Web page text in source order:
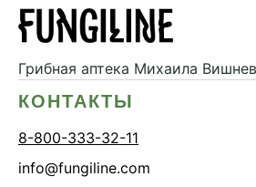
Грибная аптека Михаила
КОНТАКТЫ
8-800-333-32-11
info@fungiline.com